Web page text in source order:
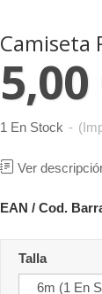
Camiseta
5,00
1 En Stock -
Ver
EAN / Cod.
Talla